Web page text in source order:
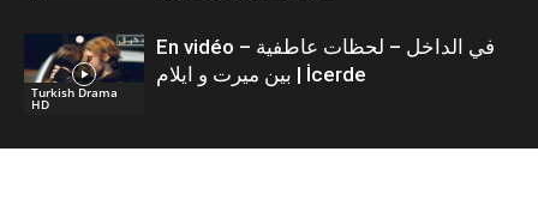
Turkish Drama
HD
En vidéo – في الداخل – لحظات عاطفية
بين ميرت و ايلام | İcerde